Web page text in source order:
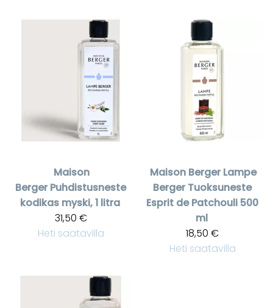
Maison
Berger Puhdistusneste
kodikas myski, 1 litra
31,50 €
Heti saatavilla
Maison Berger Lampe
Berger Tuoksuneste
Esprit de Patchouli 500
ml
18,50 €
Heti saatavilla